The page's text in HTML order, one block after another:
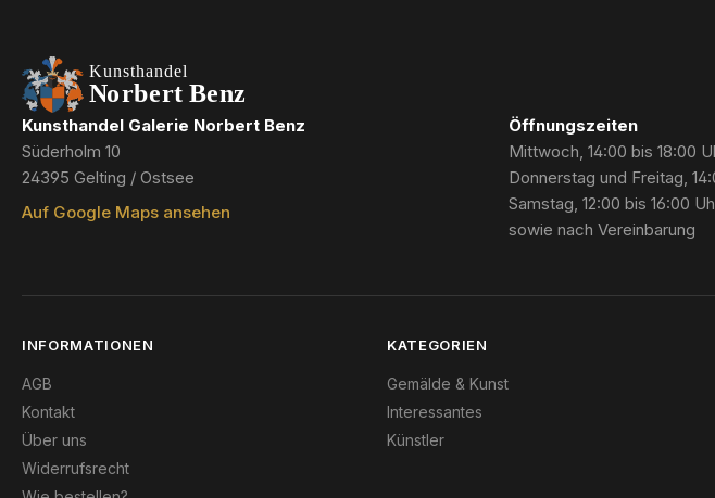
Kunsthandel Galerie Norbert Benz
Süderholm 10
24395 Gelting / Ostsee
Auf Google Maps ansehen
Öffnungszeiten
Mittwoch, 14:00 bis 18:00
Donnerstag und Freitag,
Samstag, 12:00 bis 16:00
sowie nach Vereinbarung
INFORMATIONEN
AGB
Kontakt
Über uns
Widerrufsrecht
KATEGORIEN
Gemälde & Kunst
Interessantes
Künstler